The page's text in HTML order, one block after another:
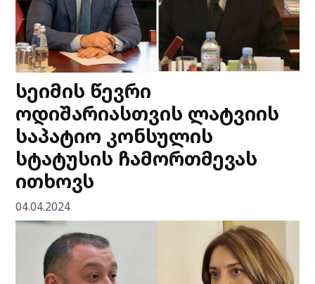
სეიმის წევრი
ოდიშარიასთვის ლატვიის
საპატიო კონსულის
სტატუსის ჩამორთმევას
ითხოვს
04.04.2024